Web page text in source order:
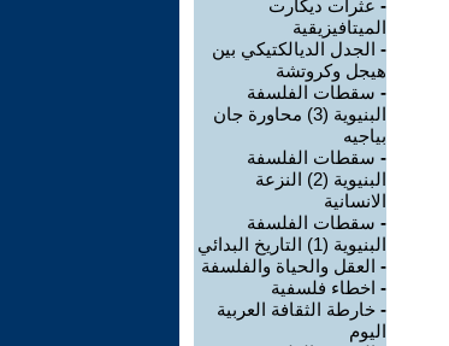
- عثرات ديكارت
الميتافيزيقية
- الجدل الديالكتيكي بين
هيجل وكروتشة
- سقطات الفلسفة
البنيوية (3) محاورة جان
بياجيه
- سقطات الفلسفة
البنيوية (2) النزعة
الانسانية
- سقطات الفلسفة
البنيوية (1) التاريخ البدائي
- العقل والحياة والفلسفة
- اخطاء فلسفية
- خارطة الثقافة العربية
اليوم